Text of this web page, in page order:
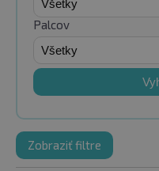
Palcov
Zobraziť filtre